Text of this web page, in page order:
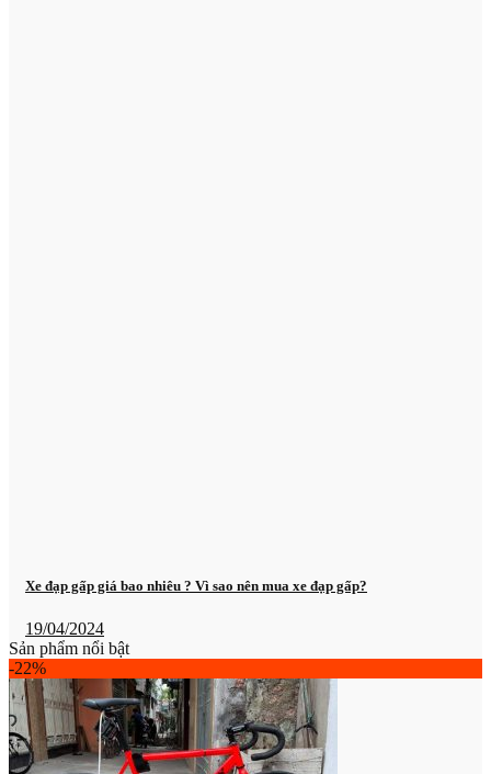
Xe đạp gấp giá bao nhiêu ? Vì sao nên mua xe đạp gấp?
19/04/2024
Sản phẩm nổi bật
-22%